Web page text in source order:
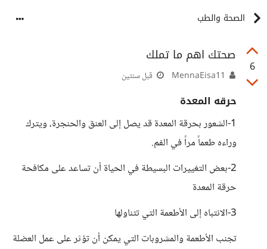
الصحة والطب
6
صحتك اهم ما تملك
قبل سنتين
حرقه المعدة
1-الشعور بحرقة المعدة قد يصل إلى العنق والحنجرة، ويترك
وراءه طعماً مراً في الفم.
2-بعض التغييرات البسيطة في الحياة أن تساعد على مكافحة
حرقة المعدة
3-الانتباه إلى الأطعمة التي تتناولها
تجنب الأطعمة والمشروبات التي يمكن أن تؤثر على عمل العضلة